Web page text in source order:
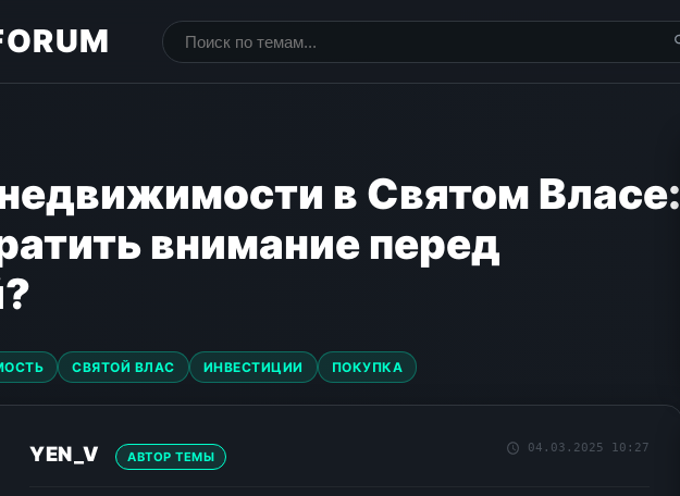
в Святом Власе:
внимание перед
СВЯТОЙ ВЛАС ИНВЕСТИЦИИ ПОКУПКА
YEN_V АВТОР ТЕМЫ
04.03.2025 10:27